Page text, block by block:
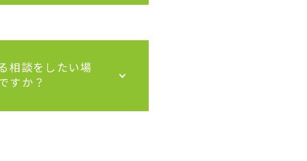
相談をしたい場
すか？